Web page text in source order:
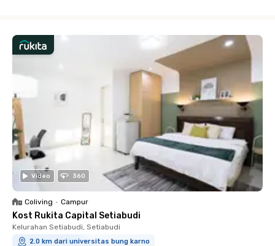
Video 360
Coliving • Campur
Kost Rukita Capital Setiabudi
Kelurahan Setiabudi, Setiabudi
2.0 km dari universitas bung karno